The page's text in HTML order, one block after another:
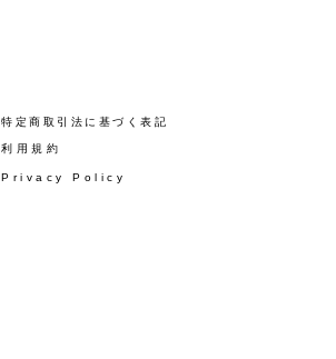
​特定商取引法に基づく表記
​利用規約
Privacy Policy